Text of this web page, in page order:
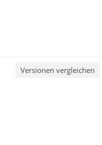
Versionen vergleichen